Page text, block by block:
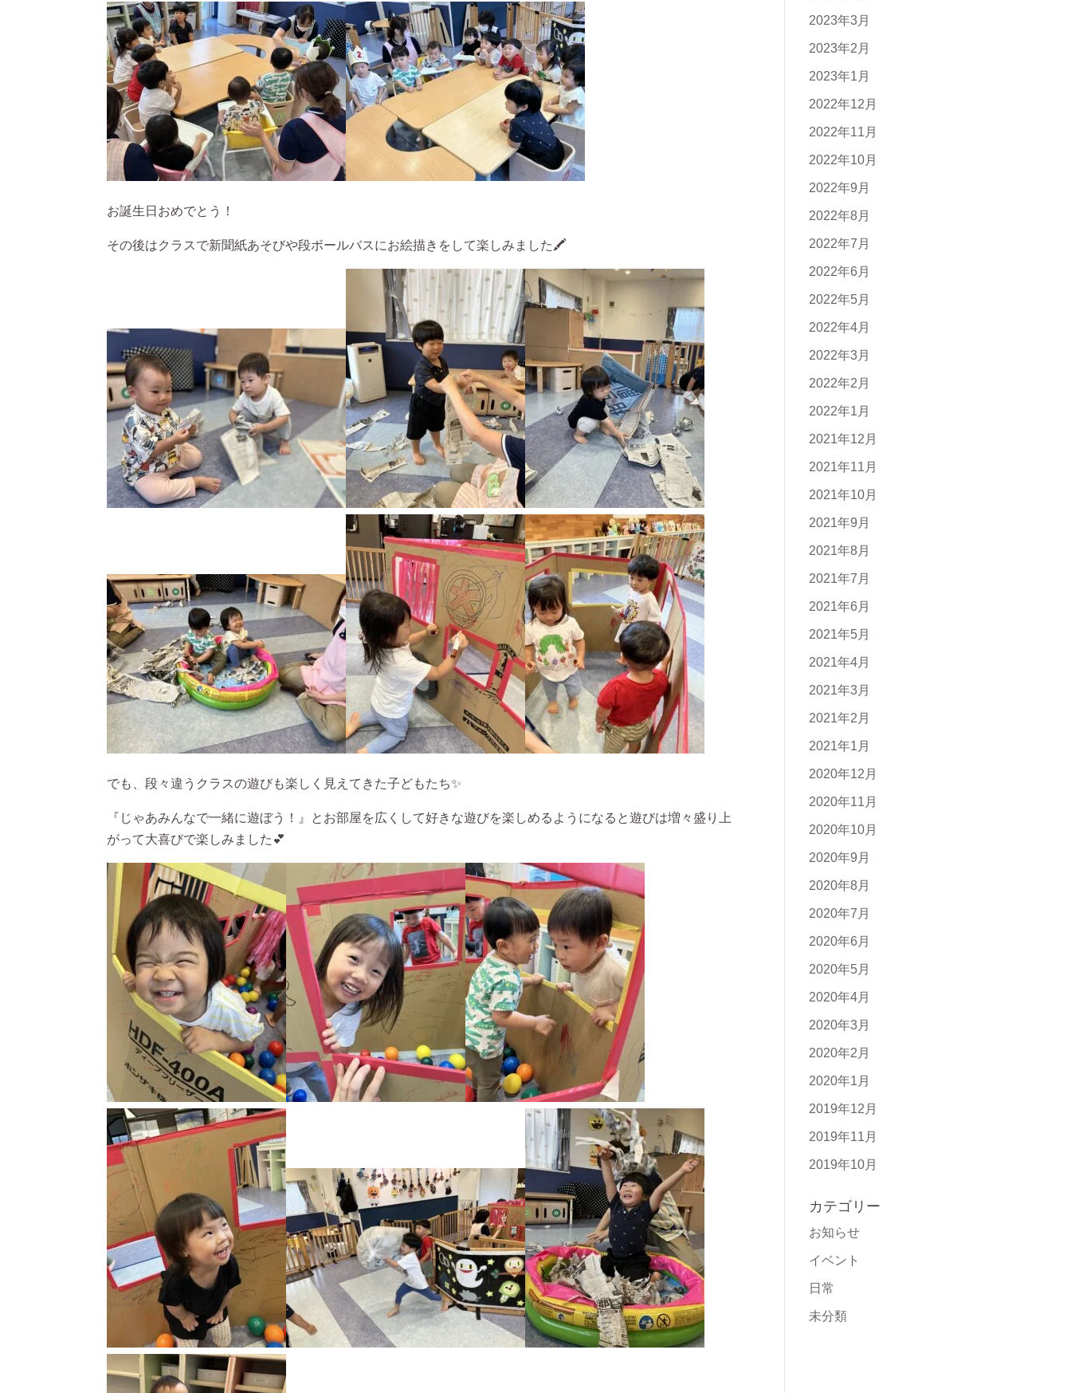
お誕生日おめでとう！
その後はクラスで新聞紙あそびや段ボールバスにお絵描きをして楽しみました🖍
でも、段々違うクラスの遊びも楽しく見えてきた子どもたち✨
『じゃあみんなで一緒に遊ぼう！』とお部屋を広くして好きな遊びを楽しめるようになると遊びは増々盛り上
がって大喜びで楽しみました💕
2023年3月
2023年2月
2023年1月
2022年12月
2022年11月
2022年10月
2022年9月
2022年8月
2022年7月
2022年6月
2022年5月
2022年4月
2022年3月
2022年2月
2022年1月
2021年12月
2021年11月
2021年10月
2021年9月
2021年8月
2021年7月
2021年6月
2021年5月
2021年4月
2021年3月
2021年2月
2021年1月
2020年12月
2020年11月
2020年10月
2020年9月
2020年8月
2020年7月
2020年6月
2020年5月
2020年4月
2020年3月
2020年2月
2020年1月
2019年12月
2019年11月
2019年10月
カテゴリー
お知らせ
イベント
日常
未分類